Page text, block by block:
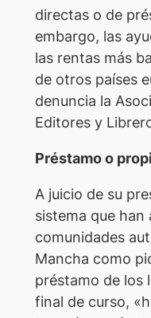
directas o de
embargo, las
las rentas más
de otros países
denuncia la
Editores y
Préstamo o
A juicio de su
sistema que
comunidades
Mancha como
préstamo de los
final de curso,